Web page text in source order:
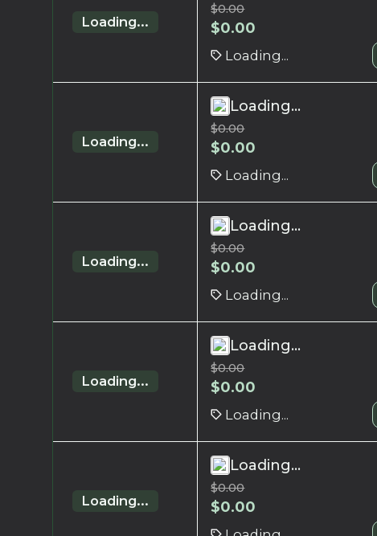
Loading...
$0.00
$0.00
Loading...
Loading...
Loading...
$0.00
$0.00
Loading...
Loading...
Loading...
$0.00
$0.00
Loading...
Loading...
Loading...
$0.00
$0.00
Loading...
Loading...
Loading...
$0.00
$0.00